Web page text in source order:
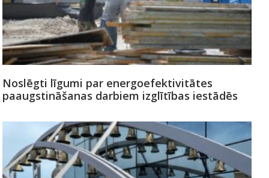
Noslēgti līgumi par energoefektivitātes
paaugstināšanas darbiem izglītības iestādēs